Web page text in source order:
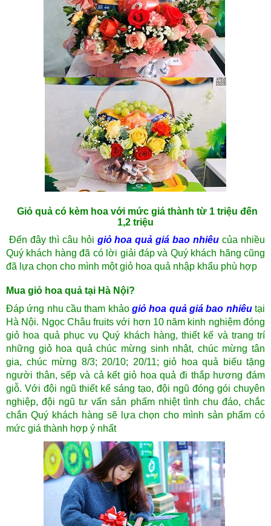
Giỏ quả có kèm hoa với mức giá thành từ 1 triệu đến
1,2 triệu
Đến đây thì câu hỏi giỏ hoa quả giá bao nhiêu của nhiều
Quý khách hàng đã có lời giải đáp và Quý khách hãng cũng
đã lựa chọn cho mình một giỏ hoa quả nhập khẩu phù hợp
Mua giỏ hoa quả tại Hà Nội?
Đáp ứng nhu cầu tham khảo giỏ hoa quả giá bao nhiêutại
Hà Nội. Ngọc Châu fruits với hơn 10 năm kinh nghiệm đóng
giỏ hoa quả phục vụ Quý khách hàng, thiết kế và trang trí
những giỏ hoa quả chúc mừng sinh nhật, chúc mừng tân
gia, chúc mừng 8/3; 20/10; 20/11; giỏ hoa quả biếu tặng
người thân, sếp và cả kết giỏ hoa quả đi thắp hương đám
giỗ. Với đội ngũ thiết kế sáng tạo, đội ngũ đóng gói chuyên
nghiệp, đội ngũ tư vấn sản phẩm nhiệt tình chu đáo, chắc
chắn Quý khách hàng sẽ lựa chọn cho mình sản phẩm có
mức giá thành hợp ý nhất